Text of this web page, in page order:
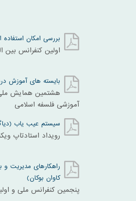
بررسی امکان استفاده
اولین کنفرانس بین
بایسته های آموزش
هشتمین همایش
آموزشی فلسفه اسلامی
سیستم عیب یاب
رویداد استادتاپ
راهکارهای مدیریت و
کاوان بوکان)
پنجمین کنفرانس ملی و